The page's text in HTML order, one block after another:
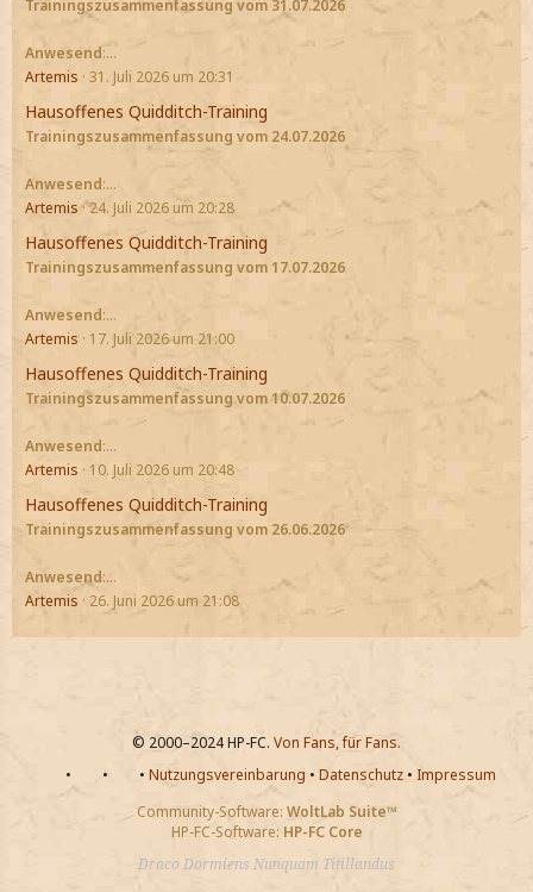
Trainingszusammenfassung vom 31.07.2026
Anwesend:…
Artemis 31. Juli 2026 um 20:31
Hausoffenes Quidditch-Training
Trainingszusammenfassung vom 24.07.2026
Anwesend:…
Artemis 24. Juli 2026 um 20:28
Hausoffenes Quidditch-Training
Trainingszusammenfassung vom 17.07.2026
Anwesend:…
Artemis
17. Juli 2026 um 21:00
Hausoffenes Quidditch-Training
Trainingszusammenfassung vom 10.07.2026
Anwesend:…
Artemis
10. Juli 2026 um 20:48
Hausoffenes Quidditch-Training
Trainingszusammenfassung vom 26.06.2026
Anwesend:…
Artemis
26. Juni 2026 um 21:08
© 2000–2024 HP-FC. Von Fans, für Fans.
•
• • Nutzungsvereinbarung • Datenschutz• Impressum
Community-Software: WoltLab Suite™
HP-FC-Software: HP-FC Core
Draco Dormiens Nunquam Titillandus